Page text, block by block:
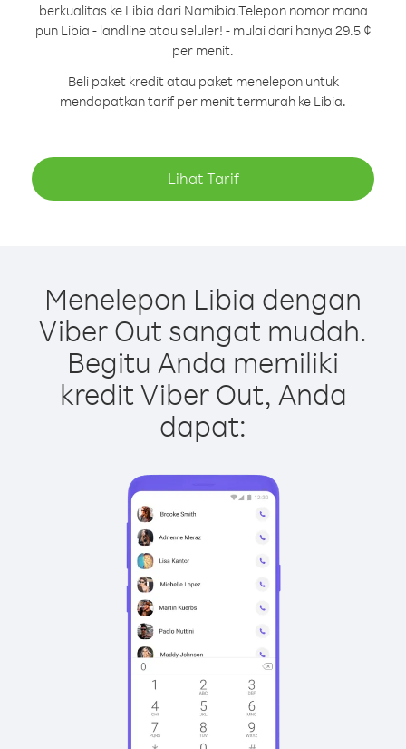
berkualitas ke Libia dari Namibia.Telepon nomor mana
pun Libia - landline atau seluler! - mulai dari hanya 29.5 ¢
per menit.
Beli paket kredit atau paket menelepon untuk
mendapatkan tarif per menit termurah ke Libia.
Lihat Tarif
Menelepon Libia dengan
Viber Out sangat mudah.
Begitu Anda memiliki
kredit Viber Out, Anda
dapat: